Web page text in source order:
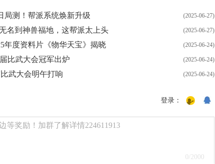
(2025-06-27)
局测！帮派系统焕新升级
(2025-06-27)
名到神兽福地，这帮派太上头
(2025-06-24)
年度资料片《物华天宝》揭晓
(2025-06-24)
比武大会冠军出炉
(2025-06-24)
武大会明午打响
登录：
等奖励！加群了解详情224611913
0 /2000